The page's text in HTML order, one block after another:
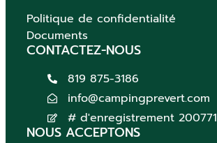
Politique de confidentialité
Documents
CONTACTEZ-NOUS
819 875-3186
info@campingprevert.com
# d'enregistrement 200771
NOUS ACCEPTONS